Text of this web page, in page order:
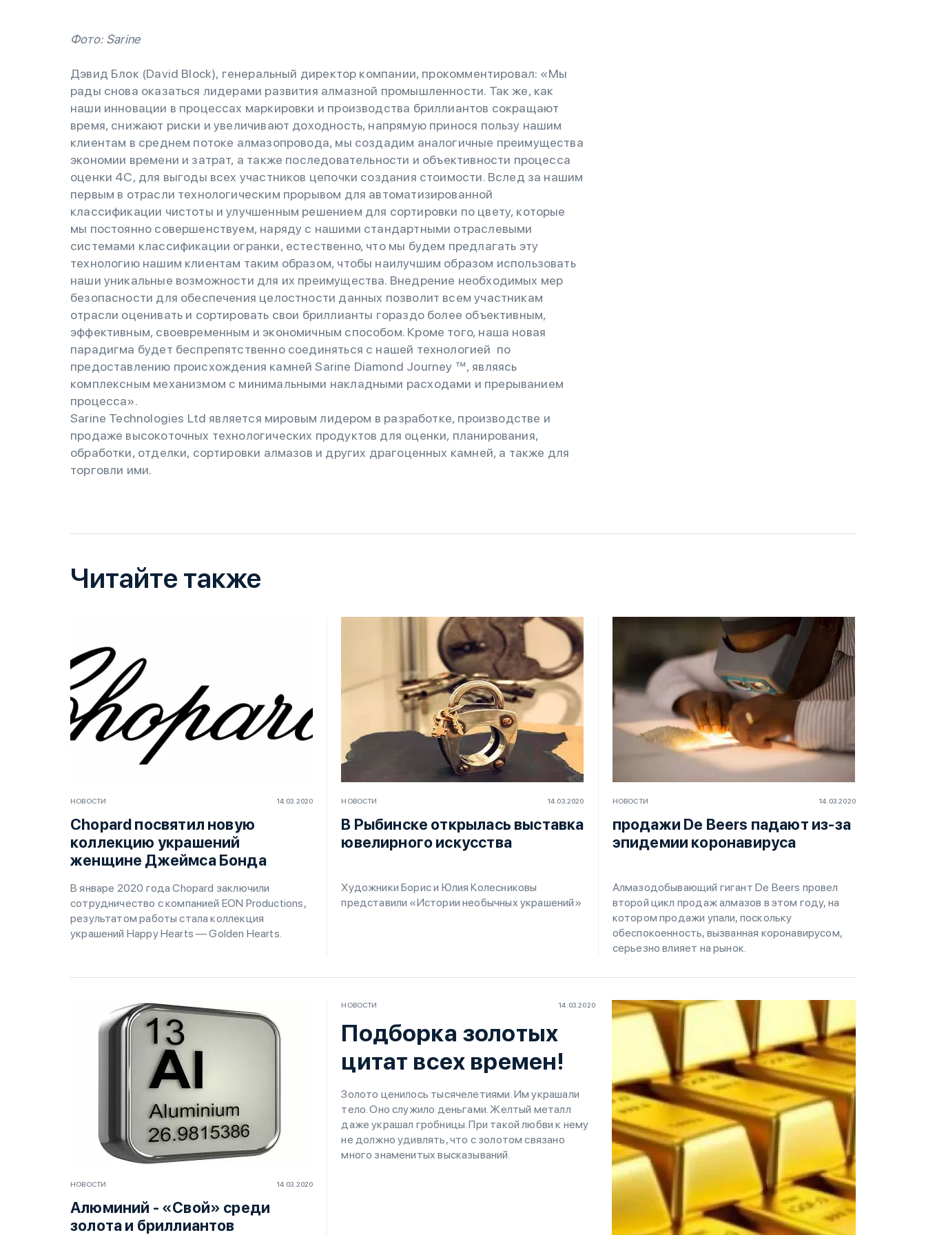
Фото: Sarine
Дэвид Блок (David Block), генеральный директор компании, прокомментировал: «Мы
рады снова оказаться лидерами развития алмазной промышленности. Так же, как
наши инновации в процессах маркировки и производства бриллиантов сокращают
время, снижают риски и увеличивают доходность, напрямую принося пользу нашим
клиентам в среднем потоке алмазопровода, мы создадим аналогичные преимущества
экономии времени и затрат, а также последовательности и объективности процесса
оценки 4C, для выгоды всех участников цепочки создания стоимости. Вслед за нашим
первым в отрасли технологическим прорывом для автоматизированной
классификации чистоты и улучшенным решением для сортировки по цвету, которые
мы постоянно совершенствуем, наряду с нашими стандартными отраслевыми
системами классификации огранки, естественно, что мы будем предлагать эту
технологию нашим клиентам таким образом, чтобы наилучшим образом использовать
наши уникальные возможности для их преимущества. Внедрение необходимых мер
безопасности для обеспечения целостности данных позволит всем участникам
отрасли оценивать и сортировать свои бриллианты гораздо более объективным,
эффективным, своевременным и экономичным способом. Кроме того, наша новая
парадигма будет беспрепятственно соединяться с нашей технологией по
предоставлению происхождения камней Sarine Diamond Journey ™, являясь
комплексным механизмом с минимальными накладными расходами и прерыванием
процесса».
Sarine Technologies Ltd является мировым лидером в разработке, производстве и
продаже высокоточных технологических продуктов для оценки, планирования,
обработки, отделки, сортировки алмазов и других драгоценных камней, а также для
торговли ими.
Читайте также
НОВОСТИ 14.03.2020
Chopard посвятил новую
коллекцию украшений
женщине Джеймса Бонда
В январе 2020 года Chopard заключили
сотрудничество с компанией EON Productions,
результатом работы стала коллекция
украшений Happy Hearts — Golden Hearts.
НОВОСТИ 14.03.2020
В Рыбинске открылась выставка
ювелирного искусства
Художники Борис и Юлия Колесниковы
представили «Истории необычных украшений»
НОВОСТИ 14.03.2020
продажи De Beers падают из-за
эпидемии коронавируса
Алмазодобывающий гигант De Beers провел
второй цикл продаж алмазов в этом году, на
котором продажи упали, поскольку
обеспокоенность, вызванная коронавирусом,
серьезно влияет на рынок.
НОВОСТИ 14.03.2020
Алюминий - «Свой» среди
золота и бриллиантов
НОВОСТИ 14.03.2020
Подборка золотых
цитат всех времен!
Золото ценилось тысячелетиями. Им украшали
тело. Оно служило деньгами. Желтый металл
даже украшал гробницы. При такой любви к нему
не должно удивлять, что с золотом связано
много знаменитых высказываний.